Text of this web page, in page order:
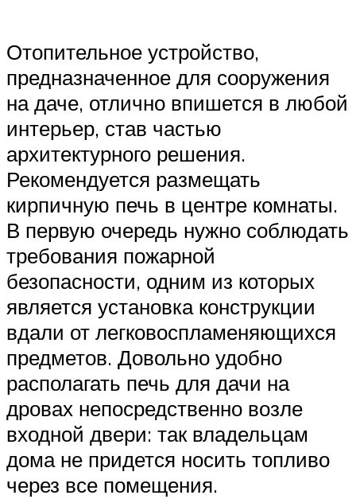
Отопительное устройство,
предназначенное для сооружения
на даче, отлично впишется в любой
интерьер, став частью
архитектурного решения.
Рекомендуется размещать
кирпичную печь в центре комнаты.
В первую очередь нужно соблюдать
требования пожарной
безопасности, одним из которых
является установка конструкции
вдали от легковоспламеняющихся
предметов. Довольно удобно
располагать печь для дачи на
дровах непосредственно возле
входной двери: так владельцам
дома не придется носить топливо
через все помещения.